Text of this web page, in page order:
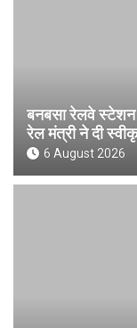
बनबसा रेलवे
रेल मंत्री ने दी
6 August 2026